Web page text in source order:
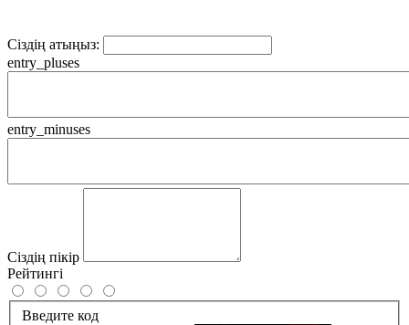
Сіздің атыңыз:
entry_pluses
entry_minuses
Сіздің пікір
Рейтингі
Введите код